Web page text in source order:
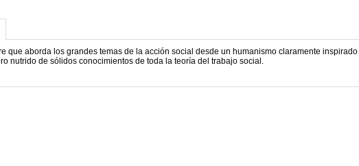
que aborda los grandes temas de la acción social desde un humanismo claramente
nutrido de sólidos conocimientos de toda la teoría del trabajo social.